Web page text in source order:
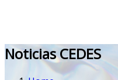
Noticias CEDES